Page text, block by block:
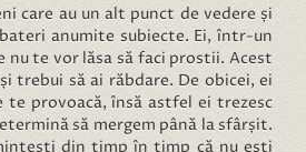
care au un alt punct de vedere și
anumite subiecte. Ei, într-un
nu te vor lăsa să faci prostii. Acest
trebui să ai răbdare. De obicei, ei
te provoacă, însă astfel ei trezesc
să mergem până la sfârșit.
din timp în timp că nu ești